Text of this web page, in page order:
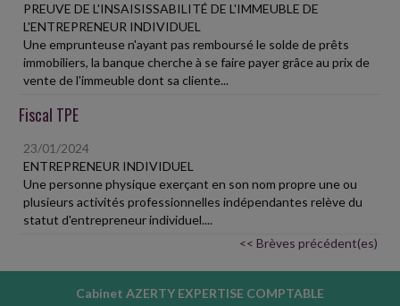
PREUVE DE L'INSAISISSABILITÉ DE L'IMMEUBLE DE
L'ENTREPRENEUR INDIVIDUEL
Une emprunteuse n'ayant pas remboursé le solde de prêts
immobiliers, la banque cherche à se faire payer grâce au prix de
vente de l'immeuble dont sa cliente...
Fiscal TPE
23/01/2024
ENTREPRENEUR INDIVIDUEL
Une personne physique exerçant en son nom propre une ou
plusieurs activités professionnelles indépendantes relève du
statut d'entrepreneur individuel....
<< Brèves précédent(es)
Cabinet AZERTY EXPERTISE COMPTABLE